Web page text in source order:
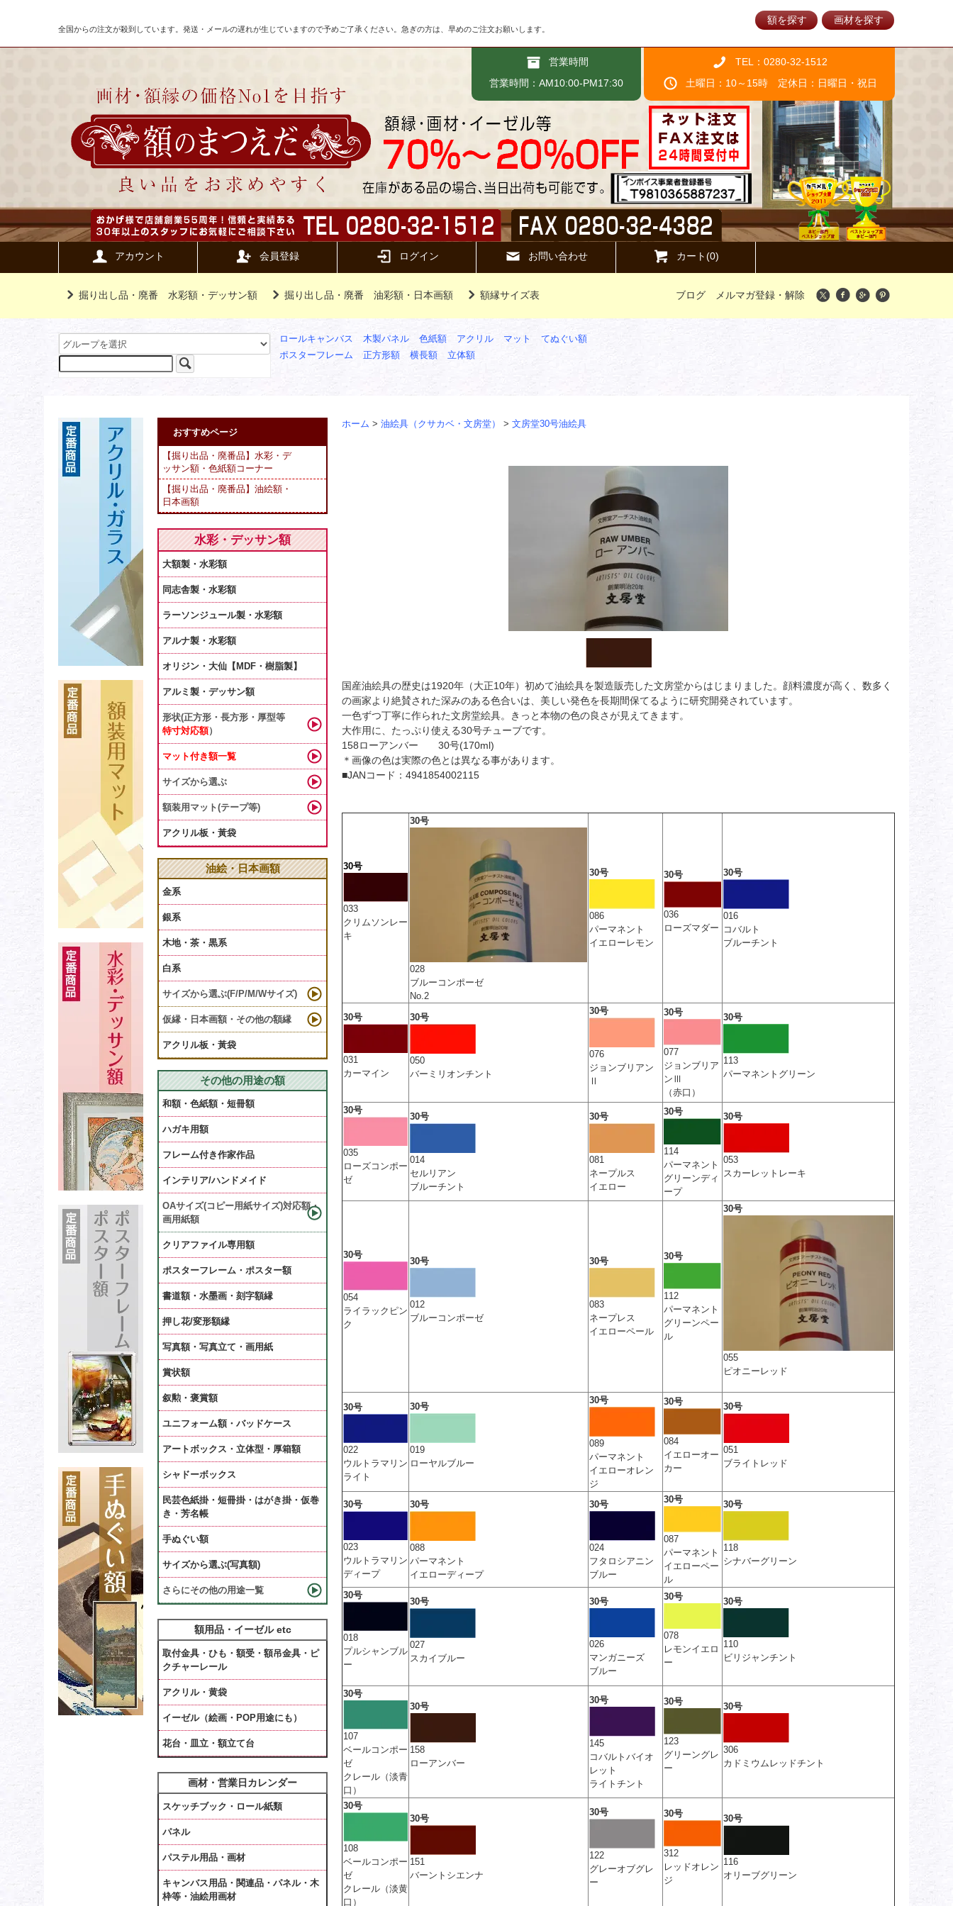
全国からの注文が殺到しています。発送・メールの遅れが生じていますので予めご了承ください。急ぎの方は、早めのご注文お願いします。
額を探す 画材を探す
営業時間
営業時間：AM10:00-PM17:30
TEL：0280-32-1512
土曜日：10～15時 定休日：日曜日・祝日
アカウント 会員登録 ログイン お問い合わせ カート(0)
掘り出し品・廃番 水彩額・デッサン額 掘り出し品・廃番 油彩額・日本画額 額縁サイズ表 ブログ メルマガ登録・解除
ロールキャンバス 木製パネル 色紙額 アクリル マット
てぬぐい額
ポスターフレーム
正方形額 横長額 立体額
ホーム > 油絵具（クサカベ・文房堂） > 文房堂30号油絵具
国産油絵具の歴史は1920年（大正10年）初めて油絵具を製造販売した文房堂からはじまりました。顔料濃度が高く、数多く
の画家より絶賛された深みのある色合いは、美しい発色を長期間保てるように研究開発されています。
一色ずつ丁寧に作られた文房堂絵具。きっと本物の色の良さが見えてきます。
大作用に、たっぷり使える30号チューブです。
158ローアンバー 30号(170ml)
＊画像の色は実際の色とは異なる事があります。
■JANコード：4941854002115
30号
033
クリムソンレー
キ
30号
028
ブルーコンポーゼ
No.2
30号
086
パーマネント
イエローレモン
30号
036
ローズマダー
30号
016
コバルト
ブルーチント
30号
031
カーマイン
30号
050
バーミリオンチント
30号
076
ジョンブリアン
Ⅱ
30号
077
ジョンブリア
ンⅢ
（赤口）
30号
113
パーマネントグリーン
30号
035
ローズコンポー
ゼ
30号
014
セルリアン
ブルーチント
30号
081
ネープルス
イエロー
30号
114
パーマネント
グリーンディ
ープ
30号
053
スカーレットレーキ
30号
054
ライラックピン
ク
30号
012
ブルーコンポーゼ
30号
083
ネープレス
イエローペール
30号
112
パーマネント
グリーンペー
ル
30号
055
ピオニーレッド
30号
022
ウルトラマリン
ライト
30号
019
ローヤルブルー
30号
089
パーマネント
イエローオレン
ジ
30号
084
イエローオー
カー
30号
051
ブライトレッド
30号
023
ウルトラマリン
ディープ
30号
088
パーマネント
イエローディープ
30号
024
フタロシアニン
ブルー
30号
087
パーマネント
イエローペー
ル
30号
118
シナバーグリーン
30号
018
プルシャンブル
ー
30号
027
スカイブルー
30号
026
マンガニーズ
ブルー
30号
078
レモンイエロ
ー
30号
110
ビリジャンチント
30号
107
ベールコンポー
ゼ
クレール（淡青
口）
30号
158
ローアンバー
30号
145
コバルトバイオ
レット
ライトチント
30号
123
グリーングレ
ー
30号
306
カドミウムレッドチント
30号
108
ベールコンポー
ゼ
クレール（淡黄
口）
30号
151
バーントシエンナ
30号
122
グレーオブグレ
ー
30号
312
レッドオレン
ジ
30号
116
オリーブグリーン
おすすめページ
【掘り出品・廃番品】水彩・デ
ッサン額・色紙額コーナー
【掘り出品・廃番品】油絵額・
日本画額
水彩・デッサン額
大額製・水彩額
同志舎製・水彩額
ラーソンジュール製・水彩額
アルナ製・水彩額
オリジン・大仙【MDF・樹脂製】
アルミ製・デッサン額
形状(正方形・長方形・厚型等
特寸対応額）
マット付き額一覧
サイズから選ぶ
額装用マット(テープ等)
アクリル板・黃袋
油絵・日本画額
金系
銀系
木地・茶・黒系
白系
サイズから選ぶ(F/P/M/Wサイズ)
仮縁・日本画額・その他の額縁
アクリル板・黃袋
その他の用途の額
和額・色紙額・短冊額
ハガキ用額
フレーム付き作家作品
インテリア/ハンドメイド
OAサイズ(コピー用紙サイズ)対応額・
画用紙額
クリアファイル専用額
ポスターフレーム・ポスター額
書道額・水墨画・刻字額縁
押し花/変形額縁
写真額・写真立て・画用紙
賞状額
叙勲・褒賞額
ユニフォーム額・バッドケース
アートボックス・立体型・厚箱額
シャドーボックス
民芸色紙掛・短冊掛・はがき掛・仮巻
き・芳名帳
手ぬぐい額
サイズから選ぶ(写真額)
さらにその他の用途一覧
額用品・イーゼル etc
取付金具・ひも・額受・額吊金具・ピ
クチャーレール
アクリル・黄袋
イーゼル（絵画・POP用途にも）
花台・皿立・額立て台
画材・営業日カレンダー
スケッチブック・ロール紙類
パネル
パステル用品・画材
キャンバス用品・関連品・パネル・木
枠等・油絵用画材